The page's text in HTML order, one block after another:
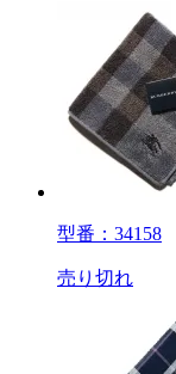
型番：34158
売り切れ